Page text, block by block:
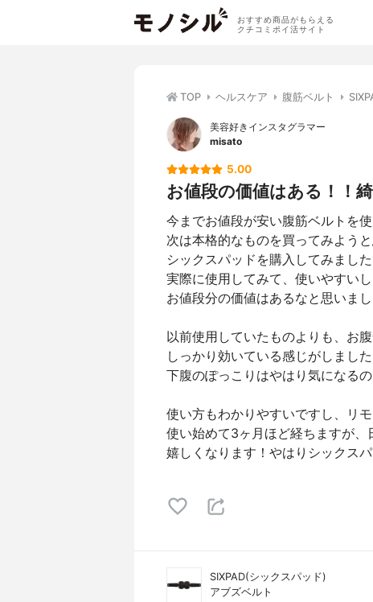
おすすめ商品がもらえる
クチコミポイ活サイト
TOP ヘルスケア 腹筋ベルト
美容好きインスタグラマー
misato
5.00
お値段の価値はある！！
今までお値段が安い腹筋ベルトを
次は本格的なものを買ってみよう
シックスパッドを購入してみました
実際に使用してみて、使いやすい
お値段分の価値はあるなと思いま
以前使用していたものよりも、お
しっかり効いている感じがしまし
下腹のぽっこりはやはり気になる
使い方もわかりやすいですし、リ
使い始めて3ヶ月ほど経ちますが
嬉しくなります！やはりシックス
SIXPAD(シックスパッド)
アブズベルト